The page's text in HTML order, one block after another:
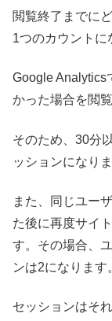
閲覧終了までに
1つのカウントに
Google Analytics
かった場合を閲
そのため、30分
ッションになりま
また、同じユー
た後に再度サイ
す。その場合、
ンは2になります
セッションはそ